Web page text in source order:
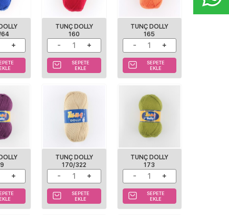
64
EKLE
TUNÇ DOLLY
160
SEPETE
EKLE
TUNÇ DOLLY
165
SEPETE
EKLE
EKLE
TUNÇ DOLLY
170/322
SEPETE
EKLE
TUNÇ DOLLY
173
SEPETE
EKLE